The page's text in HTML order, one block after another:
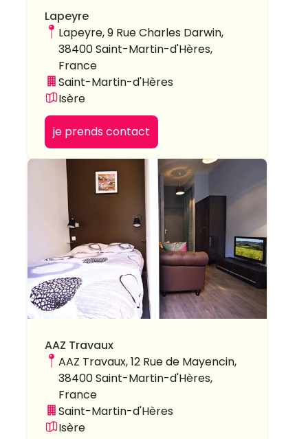
Lapeyre
Lapeyre, 9 Rue Charles Darwin,
38400 Saint-Martin-d'Hères,
France
Saint-Martin-d'Hères
Isère
je prends contact
AAZ Travaux
AAZ Travaux, 12 Rue de Mayencin,
38400 Saint-Martin-d'Hères,
France
Saint-Martin-d'Hères
Isère